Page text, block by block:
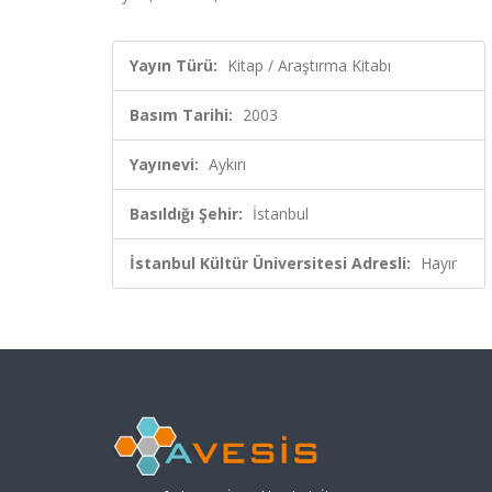
Yayın Türü: Kitap / Araştırma Kitabı
Basım Tarihi: 2003
Yayınevi: Aykırı
Basıldığı Şehir: İstanbul
İstanbul Kültür Üniversitesi Adresli: Hayır